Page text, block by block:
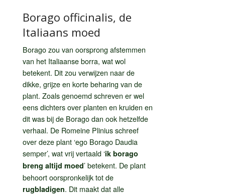
Borago officinalis, de
Italiaans moed
Borago zou van oorsprong afstemmen
van het Italiaanse borra, wat wol
betekent. Dit zou verwijzen naar de
dikke, grijze en korte beharing van de
plant. Zoals genoemd schreven er wel
eens dichters over planten en kruiden en
dit was bij de Borago dan ook hetzelfde
verhaal. De Romeine Plinius schreef
over deze plant ‘ego Borago Daudia
semper’, wat vrij vertaald ‘ik borago
breng altijd moed’ betekent. De plant
behoort oorspronkelijk tot de
rugbladigen. Dit maakt dat alle